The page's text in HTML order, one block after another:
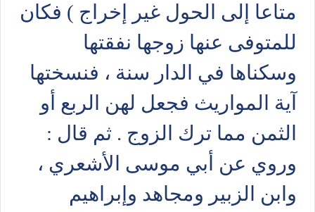
متاعا إلى الحول غير إخراج ) فكان
للمتوفى عنها زوجها نفقتها
وسكناها في الدار سنة ، فنسختها
آية المواريث فجعل لهن الربع أو
الثمن مما ترك الزوج . ثم قال :
وروي عن أبي موسى الأشعري ،
وابن الزبير ومجاهد وإبراهيم